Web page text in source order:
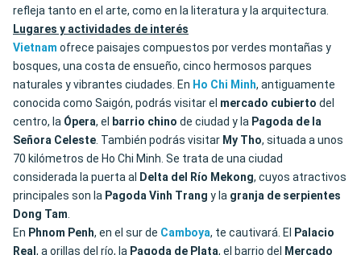
refleja tanto en el arte, como en la literatura y la arquitectura.
Lugares y actividades de interés
Vietnam ofrece paisajes compuestos por verdes montañas y
bosques, una costa de ensueño, cinco hermosos parques
naturales y vibrantes ciudades. En Ho Chi Minh, antiguamente
conocida como Saigón, podrás visitar el mercado cubierto del
centro, la Ópera, el barrio chino de ciudad y la Pagoda de la
Señora Celeste. También podrás visitar My Tho, situada a unos
70 kilómetros de Ho Chi Minh. Se trata de una ciudad
considerada la puerta al Delta del Río Mekong, cuyos atractivos
principales son la Pagoda Vinh Trang y la granja de serpientes
Dong Tam.
En Phnom Penh, en el sur de Camboya, te cautivará. El
Palacio
Real , a orillas del río, la Pagoda de Plata, el barrio del Mercado